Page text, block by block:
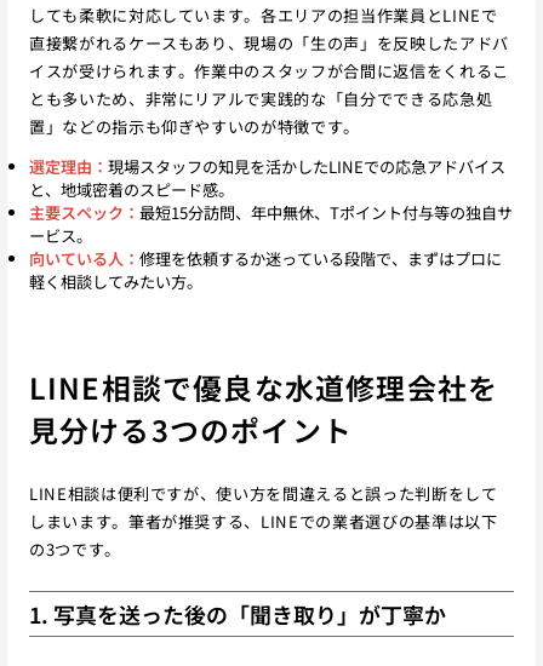
しても柔軟に対応しています。各エリアの担当作業員とLINEで
直接繋がれるケースもあり、現場の「生の声」を反映したアドバ
イスが受けられます。作業中のスタッフが合間に返信をくれるこ
とも多いため、非常にリアルで実践的な「自分でできる応急処
置」などの指示も仰ぎやすいのが特徴です。
選定理由： 現場スタッフの知見を活かしたLINEでの応急アドバイス
と、地域密着のスピード感。
主要スペック： 最短15分訪問、年中無休、Tポイント付与等の独自サ
ービス。
向いている人： 修理を依頼するか迷っている段階で、まずはプロに
軽く相談してみたい方。
LINE相談で優良な水道修理会社を
見分ける3つのポイント
LINE相談は便利ですが、使い方を間違えると誤った判断をして
しまいます。筆者が推奨する、LINEでの業者選びの基準は以下
の3つです。
1. 写真を送った後の「聞き取り」が丁寧か